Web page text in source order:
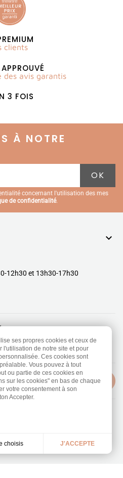
clients
des avis garantis
3 FOIS
À NOTRE
concernant l'utilisation des mes
de confidentialité.

12h30 et 13h30-17h30
ses propres cookies et ceux de
l'utilisation de notre site et pour
Ces cookies sont
Vous pouvez à tout
ou partie de ces cookies en
sur les cookies" en bas de chaque
votre consentement à son
Accepter.
choisis J'ACCEPTE